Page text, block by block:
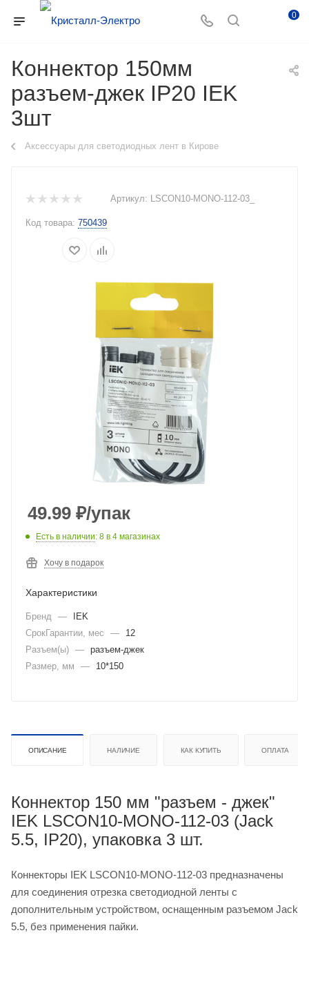
0
Коннектор 150мм
разъем-джек IP20 IEK
3шт
Аксессуары для светодиодных лент в Кирове
Артикул: LSCON10-MONO-112-03_
Код товара: 750439
49.99 ₽/упак
Есть в наличии: 8 в 4 магазинах
Хочу в подарок
Характеристики
Бренд —
IEK
СрокГарантии, мес
—
12
Разъем(ы) — разъем-джек
Размер, мм
— 10*150
ОПИСАНИЕ НАЛИЧИЕ КАК КУПИТЬ ОПЛАТА
Коннектор 150 мм "разъем - джек"
IEK LSCON10-MONO-112-03 (Jack
5.5, IP20), упаковка 3 шт.
Коннекторы IEK LSCON10-MONO-112-03 предназначены
для соединения отрезка светодиодной ленты с
дополнительным устройством, оснащенным разъемом Jack
5.5, без применения пайки.